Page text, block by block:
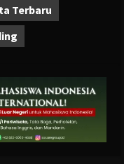
Terbaru